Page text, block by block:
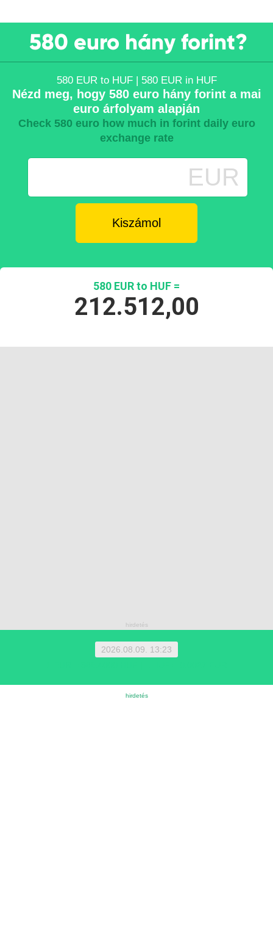
580 euro hány forint?
580 EUR to HUF | 580 EUR in HUF
Nézd meg, hogy 580 euro hány forint a mai
euro árfolyam alapján
Check 580 euro how much in forint daily euro
exchange rate
EUR
580 EUR to HUF =
212.512,00
2026.08.09. 13:23